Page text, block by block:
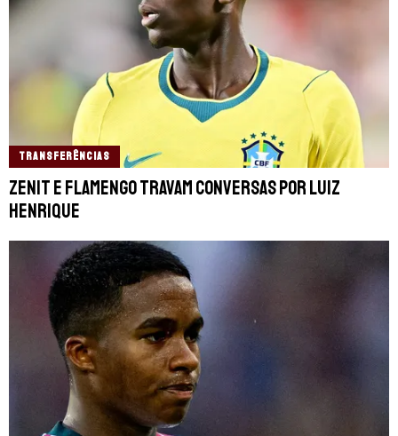
TRANSFERÊNCIAS
Zenit e Flamengo travam conversas por Luiz
Henrique